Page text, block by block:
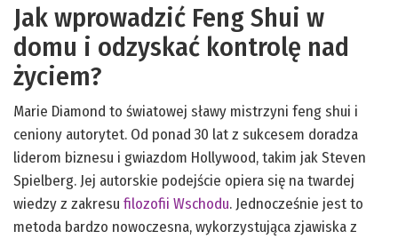
Jak wprowadzić Feng Shui w
domu i odzyskać kontrolę nad
życiem?
Marie Diamond to światowej sławy mistrzyni feng shui i
ceniony autorytet. Od ponad 30 lat z sukcesem doradza
liderom biznesu i gwiazdom Hollywood, takim jak Steven
Spielberg. Jej autorskie podejście opiera się na twardej
wiedzy z zakresu filozofii Wschodu. Jednocześnie jest to
metoda bardzo nowoczesna, wykorzystująca zjawiska z